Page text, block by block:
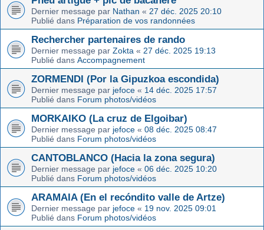
Dernier message par Nathan « 27 déc. 2025 20:10
Publié dans Préparation de vos randonnées
Rechercher partenaires de rando
Dernier message par Zokta « 27 déc. 2025 19:13
Publié dans Accompagnement
ZORMENDI (Por la Gipuzkoa escondida)
Dernier message par jefoce « 14 déc. 2025 17:57
Publié dans Forum photos/vidéos
MORKAIKO (La cruz de Elgoibar)
Dernier message par jefoce « 08 déc. 2025 08:47
Publié dans Forum photos/vidéos
CANTOBLANCO (Hacia la zona segura)
Dernier message par jefoce « 06 déc. 2025 10:20
Publié dans Forum photos/vidéos
ARAMAIA (En el recóndito valle de Artze)
Dernier message par jefoce « 19 nov. 2025 09:01
Publié dans Forum photos/vidéos